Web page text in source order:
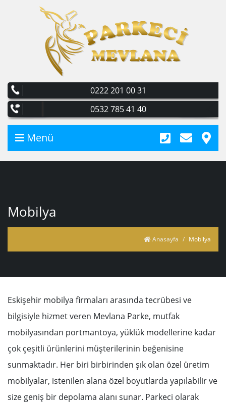
0222 201 00 31
0532 785 41 40
Menü
Mobilya
Anasayfa Mobilya
Eskişehir mobilya firmaları arasında tecrübesi ve
bilgisiyle hizmet veren Mevlana Parke, mutfak
mobilyasından portmantoya, yüklük modellerine kadar
çok çeşitli ürünlerini müşterilerinin beğenisine
sunmaktadır. Her biri birbirinden şık olan özel üretim
mobilyalar, istenilen alana özel boyutlarda yapılabilir ve
size geniş bir depolama alanı sunar. Parkeci olarak